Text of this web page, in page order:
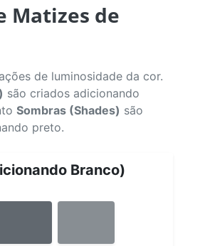
Matizes de
de luminosidade da cor.
são criados adicionando
Sombras (Shades) são
preto.
Branco)